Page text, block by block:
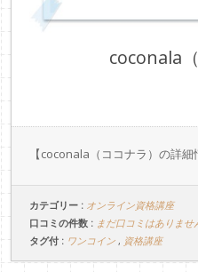
coconala
【coconala（ココナラ）の詳
カテゴリー : オンライン資格講座
口コミの件数 : まだ口コミはありませ
タグ付 : ワンコイン , 資格講座